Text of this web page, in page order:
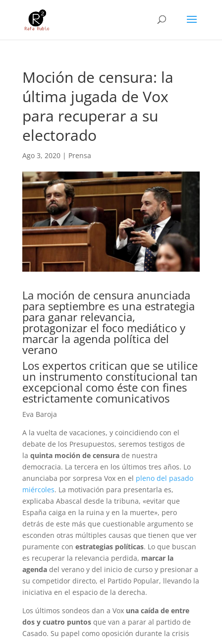
Moción de censura: la
última jugada de Vox
para recuperar a su
electorado
Ago 3, 2020| Prensa
La moción de censura anunciada
para septiembre es una estrategia
para ganar relevancia,
protagonizar el foco mediático y
marcar la agenda política del
verano
Los expertos critican que se utilice
un instrumento constitucional tan
excepcional como éste con fines
estrictamente comunicativos
Eva Baroja
A la vuelta de vacaciones, y coincidiendo con el
debate de los Presupuestos, seremos testigos de
la quinta moción de censurade nuestra
democracia. La tercera en los últimos tres años. Lo
anunciaba por sorpresa Vox en el pleno del pasado
miércoles. La motivación para presentarla es,
explicaba Abascal desde la tribuna, «evitar que
España caiga en la ruina y en la muerte», pero
detrás de este más que cuestionable argumento se
esconden otras múltiples causas que tienen que ver
puramente con estrategias políticas. Lo que buscan
es recuperar la relevancia perdida, marcar la
agendadel verano y del inicio de curso y presionar a
su competidor directo, el Partido Popular, llevando la
iniciativa en el espacio de la derecha.
Los últimos sondeos dan a Vox una caída de entre
dos y cuatro puntosque van a parar al partido de
Casado. Su papel como oposición durante la crisis